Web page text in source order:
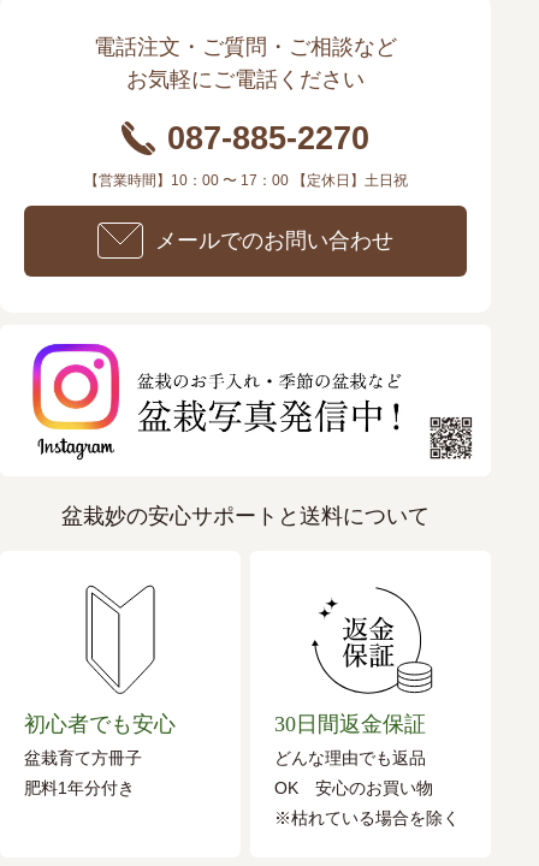
電話注文・ご質問・ご相談など
お気軽にご電話ください
087-885-2270
【営業時間】10：00 〜 17：00 【定休日】土日祝
メールでのお問い合わせ
盆栽妙の安心サポートと送料について
初心者でも安心
盆栽育て方冊子
肥料1年分付き
30日間返金保証
どんな理由でも返品
OK 安心のお買い物
※枯れている場合を除く